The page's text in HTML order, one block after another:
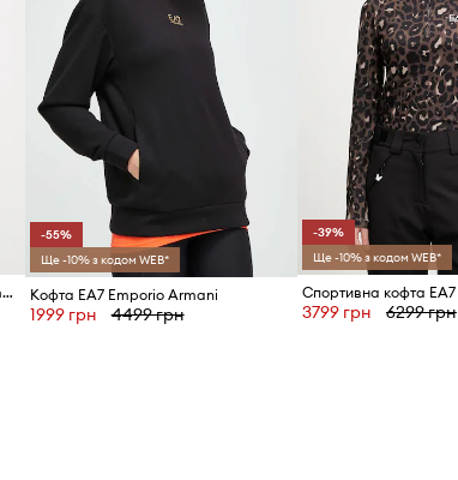
Спортивна кофта EA7 Emporio Armani
-55%
Ще -10% з кодом WEB*
Кофта EA7 Emporio Armani
1999 грн 4499 грн
-39%
Ще -10% з кодом WEB*
3799 грн 6299 грн